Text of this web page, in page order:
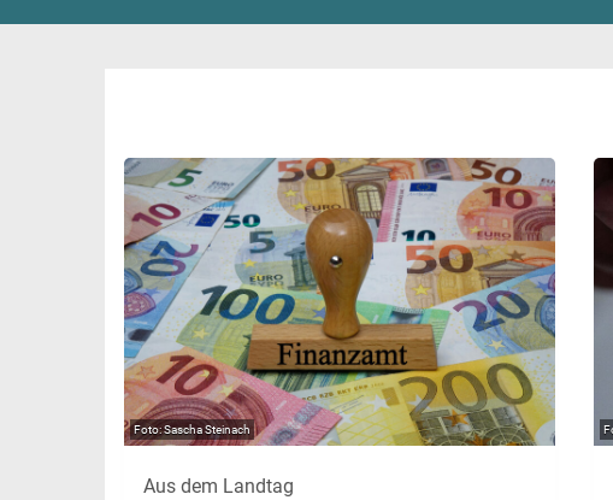
Sascha Steinach
Aus dem Landtag